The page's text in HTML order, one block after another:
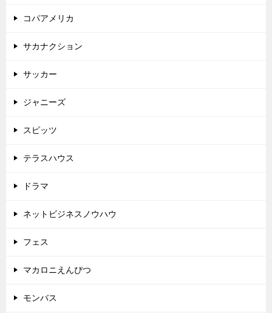
コパアメリカ
サカナクション
サッカー
ジャニーズ
スピッツ
テラスハウス
ドラマ
ネットビジネスノウハウ
フェス
マカロニえんぴつ
モンバス